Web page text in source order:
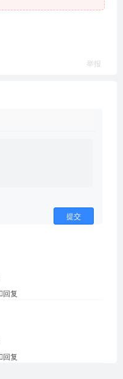
举报
提交
回复
回复